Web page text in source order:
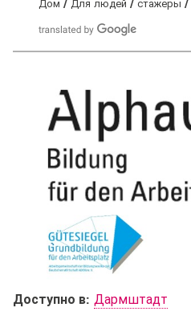
В
з
д
Дом Для людей стажеры
Доступно в: Дармштадт